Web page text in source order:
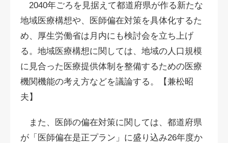
2040年ごろを見据えて都道府県が作る新たな
地域医療構想や、医師偏在対策を具体化するた
め、厚生労働省は月内にも検討会を立ち上げ
る。地域医療構想に関しては、地域の人口規模
に見合った医療提供体制を整備するための医療
機関機能の考え方などを議論する。【兼松昭
夫】
また、医師の偏在対策に関しては、都道府県
が「医師偏在是正プラン」に盛り込み26年度か